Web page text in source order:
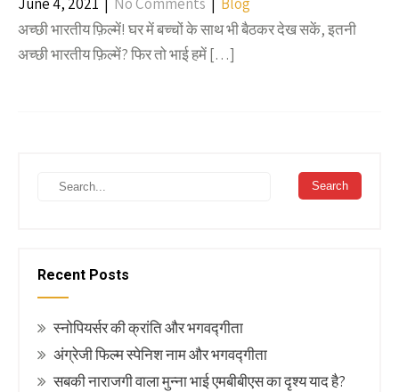
अच्छी भारतीय फ़िल्में! घर में बच्चों के साथ भी बैठकर देख सकें, इतनी
अच्छी भारतीय फ़िल्में? फिर तो भाई हमें […]
Recent Posts
स्नोपियर्सर की क्रांति और भगवद्गीता
अंग्रेजी फिल्म स्पेनिश नाम और भगवद्गीता
सबकी नाराजगी वाला मुन्ना भाई एमबीबीएस का दृश्य याद है?